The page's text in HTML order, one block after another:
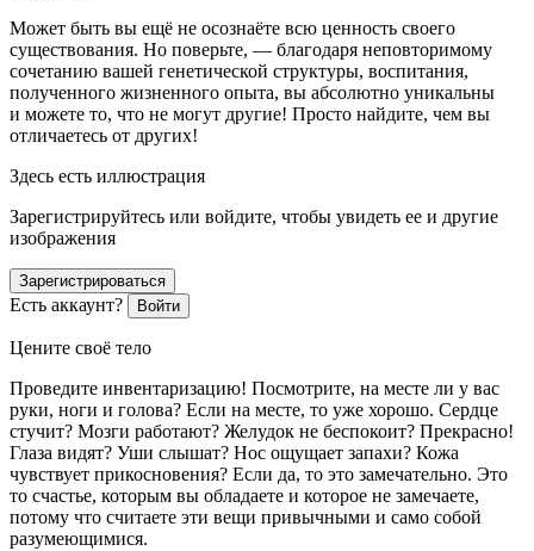
Может быть вы ещё не осознаёте всю ценность своего
существования. Но поверьте, — благодаря неповторимому
сочетанию вашей генетической структуры, воспитания,
полученного жизненного опыта, вы абсолютно уникальны
и можете то, что не могут другие! Просто найдите, чем вы
отличаетесь от других!
Здесь есть иллюстрация
Зарегистрируйтесь или войдите, чтобы увидеть ее и другие
изображения
Зарегистрироваться
Есть аккаунт? Войти
Цените своё тело
Проведите инвентаризацию! Посмотрите, на месте ли у вас
руки, ноги и голова? Если на месте, то уже хорошо. Сердце
стучит? Мозги работают? Желудок не беспокоит? Прекрасно!
Глаза видят? Уши слышат? Нос ощущает запахи? Кожа
чувствует прикосновения? Если да, то это замечательно. Это
то счастье, которым вы обладаете и которое не замечаете,
потому что считаете эти вещи привычными и само собой
разумеющимися.